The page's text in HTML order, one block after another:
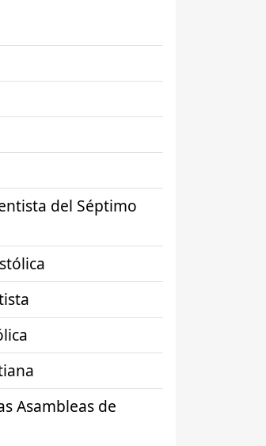
del Séptimo
Asambleas de